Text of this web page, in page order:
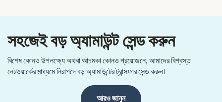
সহজেই বড় অ্যামাউন্ট সেন্ড করুন
বিশেষ কোনও উপলক্ষ্যে অথবা আচমকা কোনও প্রয়োজনে, আমাদের বিশ্বস্ত
নেটওয়ার্কের মাধ্যমে নিরাপদে বড় অ্যামাউন্টের ট্রান্সফার সেন্ড করুন।
আরও জানুন